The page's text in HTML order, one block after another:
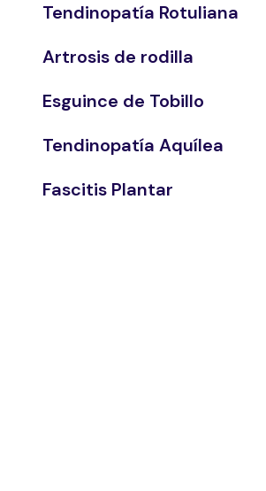
Tendinopatía Rotuliana
Artrosis de rodilla
Esguince de Tobillo
Tendinopatía Aquílea
Fascitis Plantar